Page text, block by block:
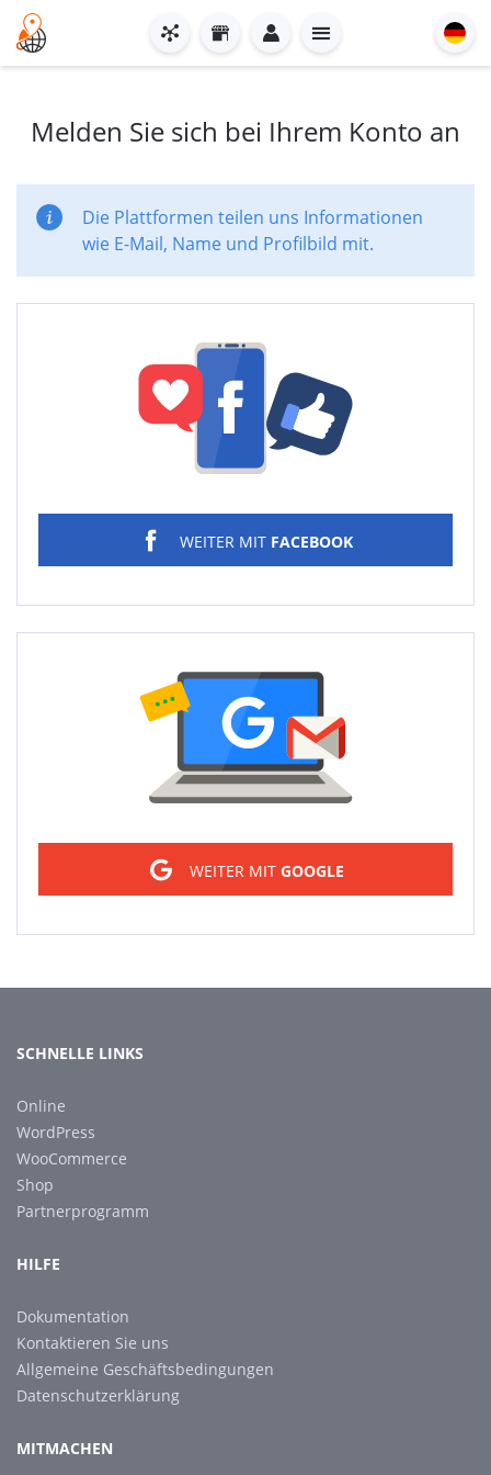
Melden Sie sich bei Ihrem Konto an
Die Plattformen teilen uns Informationen
wie E-Mail, Name und Profilbild mit.
WEITER MIT FACEBOOK
WEITER MIT GOOGLE
SCHNELLE LINKS
Online
WordPress
WooCommerce
Shop
Partnerprogramm
HILFE
Dokumentation
Kontaktieren Sie uns
Allgemeine Geschäftsbedingungen
Datenschutzerklärung
MITMACHEN